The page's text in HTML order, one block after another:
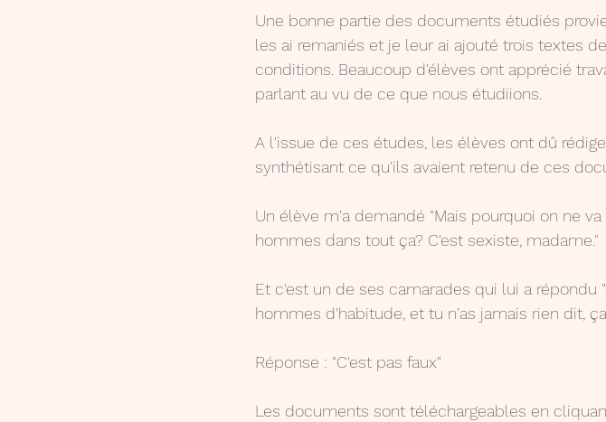
Une bonne partie des documents étudiés
les ai remaniés et je leur ai ajouté trois textes
conditions. Beaucoup d'élèves ont apprécié
parlant au vu de ce que nous étudiions.
A l'issue de ces études, les élèves ont dû
synthétisant ce qu'ils avaient retenu de ces
Un élève m'a demandé "Mais pourquoi on ne
hommes dans tout ça? C'est sexiste, madame."
Et c'est un de ses camarades qui lui a répondu
hommes d'habitude, et tu n'as jamais rien dit,
Réponse : "C'est pas faux"
Les documents sont téléchargeables en